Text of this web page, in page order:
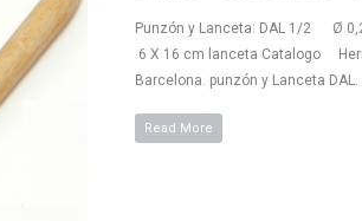
Punzón y Lanceta: DAL 1/2 Ø
6 X 16 cm lanceta Catalogo
Barcelona. punzón y Lanceta
Read More